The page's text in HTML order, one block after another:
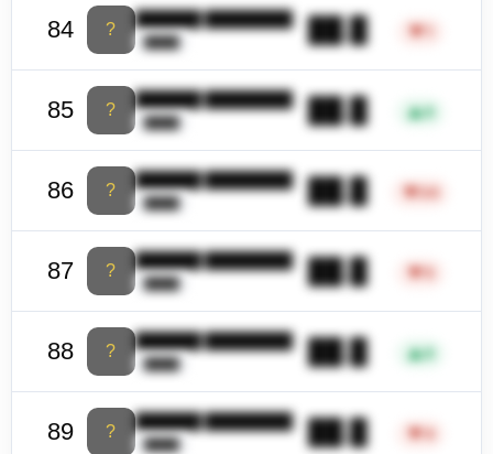
84 ?
██████ ████████
████ ██.█ ▼
85 ?
██████ ████████
████ ██.█ ▲8
86 ?
██████ ████████
████ ██.█ ▼24
87 ?
██████ ████████
████ ██.█ ▼
88 ?
██████ ████████
████ ██.█ ▲8
89 ?
██████ ████████
████ ██.█ ▼